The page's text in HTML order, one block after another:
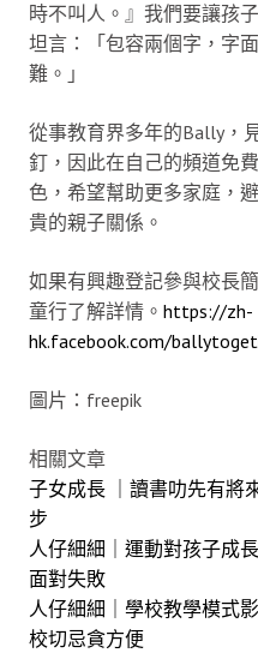
時不叫人。』我們要讓孩
坦言：「包容兩個字，字
難。」
從事教育界多年的Bally，
釘，因此在自己的頻道免
色，希望幫助更多家庭，
貴的親子關係。
如果有興趣登記參與校長
童行了解詳情。 https://zh-
hk.facebook.com/
圖片：freepik
相關文章
子女成長 ｜讀書叻先有將
步
人仔細細｜運動對孩子成
面對失敗
人仔細細｜學校教學模式
校切忌貪方便